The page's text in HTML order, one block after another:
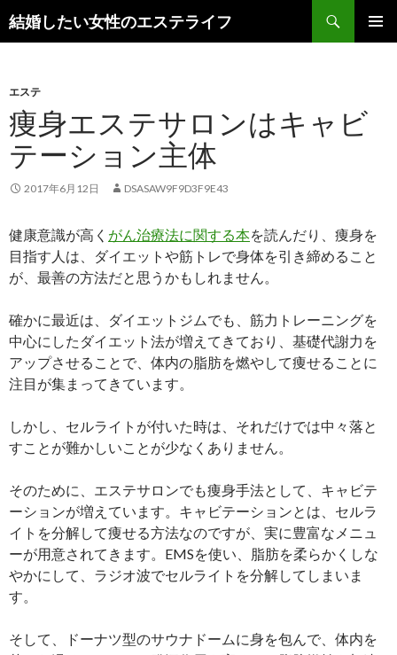
結婚したい女性のエステライフ
索
ン
ツ
へ
ス
キ
ッ
エステ
痩身エステサロンはキャビ
テーション主体
2017年6月12日 DSASAW9F9D3F9E43
健康意識が高く がん治療法に関する本を読んだり、痩身を
目指す人は、ダイエットや筋トレで身体を引き締めること
が、最善の方法だと思うかもしれません。
確かに最近は、ダイエットジムでも、筋力トレーニングを
中心にしたダイエット法が増えてきており、基礎代謝力を
アップさせることで、体内の脂肪を燃やして痩せることに
注目が集まってきています。
しかし、セルライトが付いた時は、それだけでは中々落と
すことが難かしいことが少なくありません。
そのために、エステサロンでも痩身手法として、キャビテ
ーションが増えています。キャビテーションとは、セルラ
イトを分解して痩せる方法なのですが、実に豊富なメニュ
ーが用意されてきます。EMSを使い、脂肪を柔らかくしな
やかにして、ラジオ波でセルライトを分解してしまいま
す。
そして、ドーナツ型のサウナドームに身を包んで、体内を